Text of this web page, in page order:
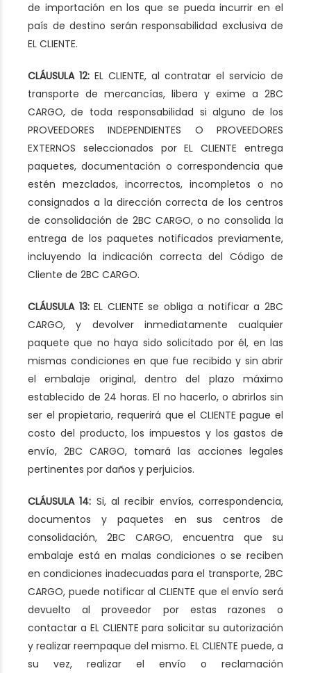
de importación en los que se pueda incurrir en el
país de destino serán responsabilidad exclusiva de
EL CLIENTE.
CLÁUSULA 12: EL CLIENTE, al contratar el servicio de
transporte de mercancías, libera y exime a 2BC
CARGO, de toda responsabilidad si alguno de los
PROVEEDORES INDEPENDIENTES O PROVEEDORES
EXTERNOS seleccionados por EL CLIENTE entrega
paquetes, documentación o correspondencia que
estén mezclados, incorrectos, incompletos o no
consignados a la dirección correcta de los centros
de consolidación de 2BC CARGO, o no consolida la
entrega de los paquetes notificados previamente,
incluyendo la indicación correcta del Código de
Cliente de 2BC CARGO.
CLÁUSULA 13:EL CLIENTE se obliga a notificar a 2BC
CARGO, y devolver inmediatamente cualquier
paquete que no haya sido solicitado por él, en las
mismas condiciones en que fue recibido y sin abrir
el embalaje original, dentro del plazo máximo
establecido de 24 horas. El no hacerlo, o abrirlos sin
ser el propietario, requerirá que el CLIENTE pague el
costo del producto, los impuestos y los gastos de
envío, 2BC CARGO, tomará las acciones legales
pertinentes por daños y perjuicios.
CLÁUSULA 14: Si, al recibir envíos, correspondencia,
documentos y paquetes en sus centros de
consolidación, 2BC CARGO, encuentra que su
embalaje está en malas condiciones o se reciben
en condiciones inadecuadas para el transporte, 2BC
CARGO, puede notificar al CLIENTE que el envío será
devuelto al proveedor por estas razones o
contactar a EL CLIENTE para solicitar su autorización
y realizar reempaque del mismo. EL CLIENTE puede, a
su vez, realizar el envío o reclamación